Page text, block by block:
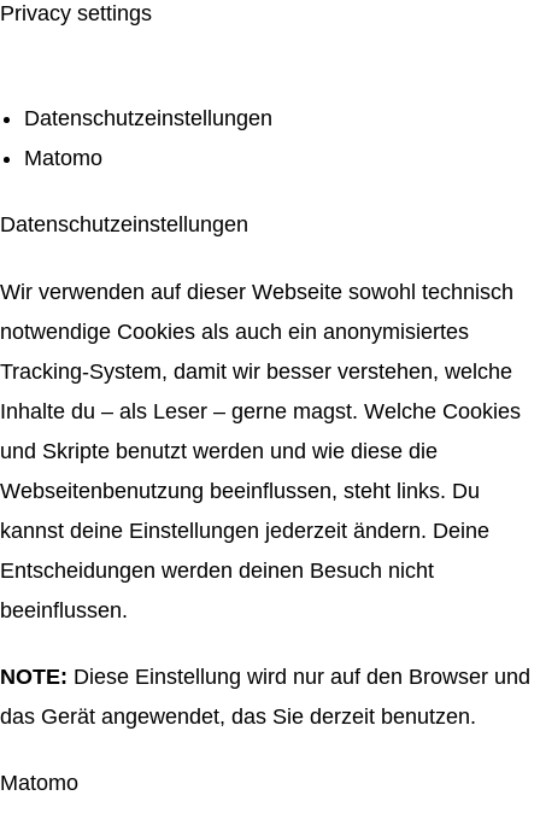
Privacy settings
Datenschutzeinstellungen
Matomo
Datenschutzeinstellungen
Wir verwenden auf dieser Webseite sowohl technisch
notwendige Cookies als auch ein anonymisiertes
Tracking-System, damit wir besser verstehen, welche
Inhalte du – als Leser – gerne magst. Welche Cookies
und Skripte benutzt werden und wie diese die
Webseitenbenutzung beeinflussen, steht links. Du
kannst deine Einstellungen jederzeit ändern. Deine
Entscheidungen werden deinen Besuch nicht
beeinflussen.
NOTE: Diese Einstellung wird nur auf den Browser und
das Gerät angewendet, das Sie derzeit benutzen.
Matomo